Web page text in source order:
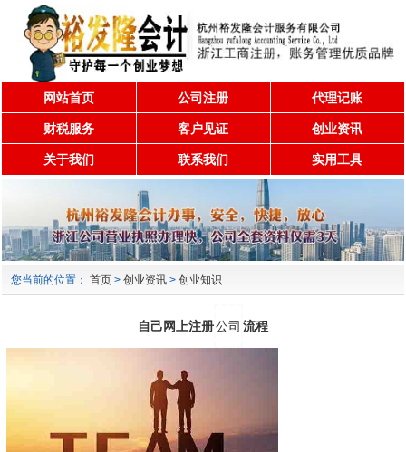
网站首页 公司注册 代理记账
财税服务 客户见证 创业资讯
关于我们 联系我们 实用工具
您当前的位置： 首页 > 创业资讯 > 创业知识
自己网上注册公司 流程